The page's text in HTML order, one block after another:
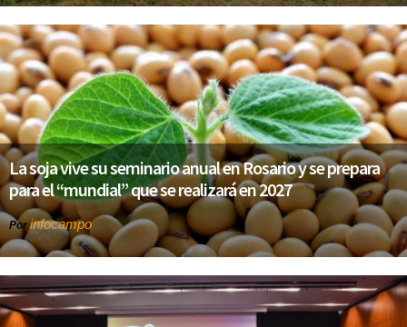
La soja vive su seminario anual en Rosario y se prepara
para el “mundial” que se realizará en 2027
Porinfocampo